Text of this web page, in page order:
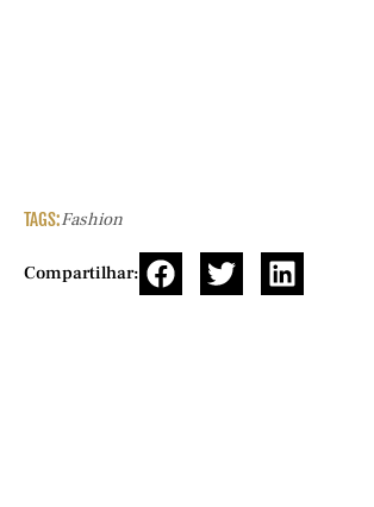
TAGS:Fashion
Compartilhar: